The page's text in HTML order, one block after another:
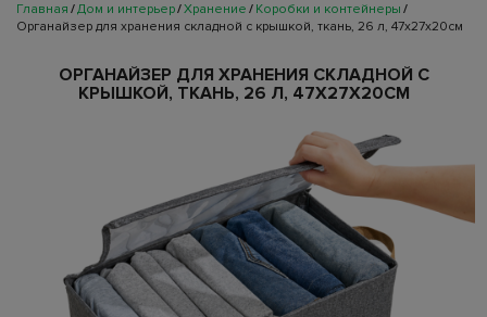
Главная Дом и интерьер Хранение
Коробки и контейнеры
Органайзер для хранения складной с крышкой, ткань, 26 л, 47х27х20см
ОРГАНАЙЗЕР ДЛЯ ХРАНЕНИЯ СКЛАДНОЙ С
КРЫШКОЙ, ТКАНЬ, 26 Л, 47Х27Х20СМ